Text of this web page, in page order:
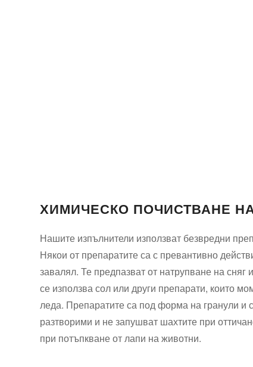
ХИМИЧЕСКО ПОЧИСТВАНЕ
Нашите изпълнители използват безвредни
Някои от препаратите са с превантивно
завалял. Те предпазват от натрупване на сняг
се използва сол или други препарати, които
леда. Препаратите са под форма на гранули и
разтворими и не запушват шахтите при
при потъпкване от лапи на животни.